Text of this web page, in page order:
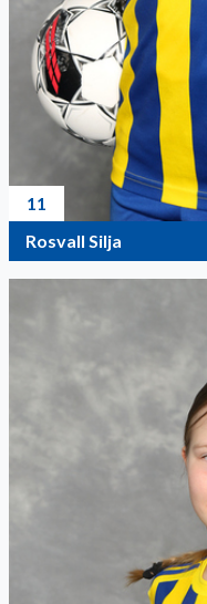
11
Rosvall Silja